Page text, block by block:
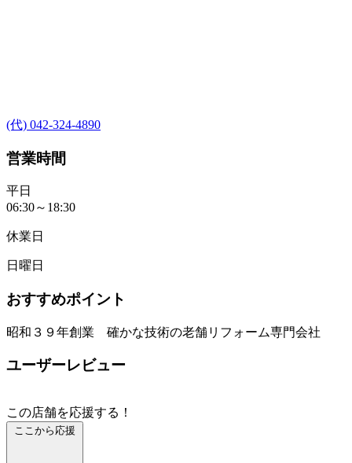
(代) 042-324-4890
営業時間
平日
06:30～18:30
休業日
日曜日
おすすめポイント
昭和３９年創業 確かな技術の老舗リフォーム専門会社
ユーザーレビュー
この店舗を応援する！
ここから応援